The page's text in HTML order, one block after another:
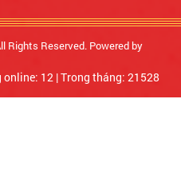
Rights Reserved. Powered by
online: 12 |Trong tháng: 21528